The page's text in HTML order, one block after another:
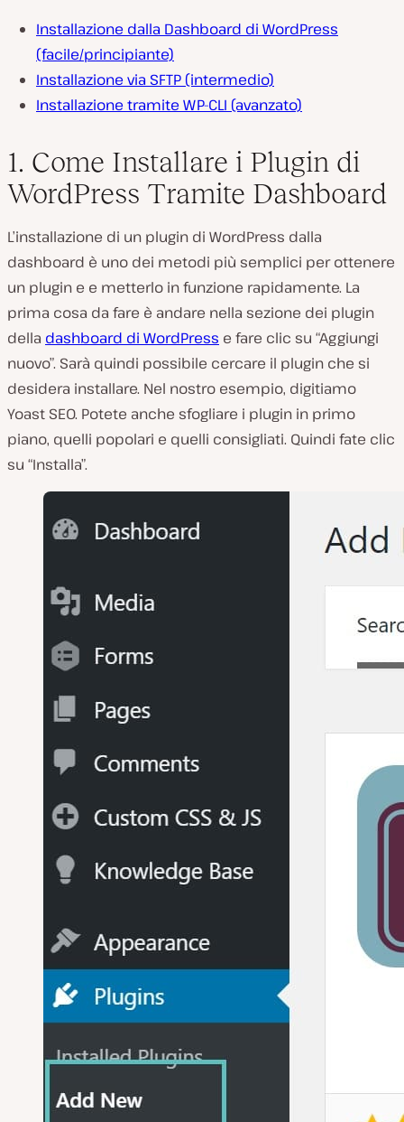
Installazione dalla Dashboard di WordPress
(facile/principiante)
Installazione via SFTP (intermedio)
Installazione tramite WP-CLI (avanzato)
1. Come Installare i Plugin di
WordPress Tramite Dashboard
L’installazione di un plugin di WordPress dalla
dashboard è uno dei metodi più semplici per ottenere
un plugin e e metterlo in funzione rapidamente. La
prima cosa da fare è andare nella sezione dei plugin
della dashboard di WordPress e fare clic su “Aggiungi
nuovo”. Sarà quindi possibile cercare il plugin che si
desidera installare. Nel nostro esempio, digitiamo
Yoast SEO. Potete anche sfogliare i plugin in primo
piano, quelli popolari e quelli consigliati. Quindi fate clic
su “Installa”.